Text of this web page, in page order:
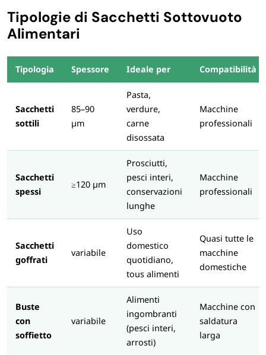
Tipologie di Sacchetti Sottovuoto
Alimentari
Tipologia Spessore Ideale per Compatibilità
Sacchetti
sottili
85–90
µm
Pasta,
verdure,
carne
disossata
Macchine
professionali
Sacchetti
spessi
≥120 µm
Prosciutti,
pesci interi,
conservazioni
lunghe
Macchine
professionali
Sacchetti
goffrati
variabile
Uso
domestico
quotidiano,
tous alimenti
Quasi tutte le
macchine
domestiche
Buste
con
soffietto
variabile
Alimenti
ingombranti
(pesci interi,
arrosti)
Macchine con
saldatura
larga